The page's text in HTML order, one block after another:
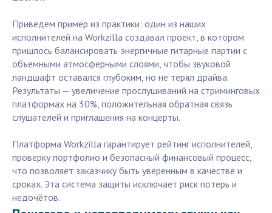
Приведём пример из практики: один из наших
исполнителей на Workzilla создавал проект, в котором
пришлось балансировать энергичные гитарные партии с
объемными атмосферными слоями, чтобы звуковой
ландшафт оставался глубоким, но не терял драйва.
Результаты — увеличение прослушиваний на стриминговых
платформах на 30%, положительная обратная связь
слушателей и приглашения на концерты.
Платформа Workzilla гарантирует рейтинг исполнителей,
проверку портфолио и безопасный финансовый процесс,
что позволяет заказчику быть уверенным в качестве и
сроках. Эта система защиты исключает риск потерь и
недочётов.